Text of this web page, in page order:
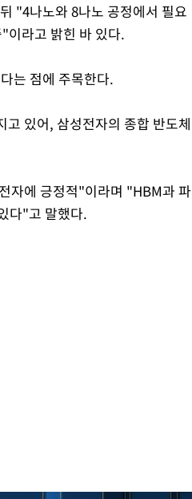
"4나노와 8나노 공정에서 필요
이라고 밝힌 바 있다.
는 점에 주목한다.
있어, 삼성전자의 종합 반도체
자에 긍정적"이라며 "HBM과 파
다"고 말했다.